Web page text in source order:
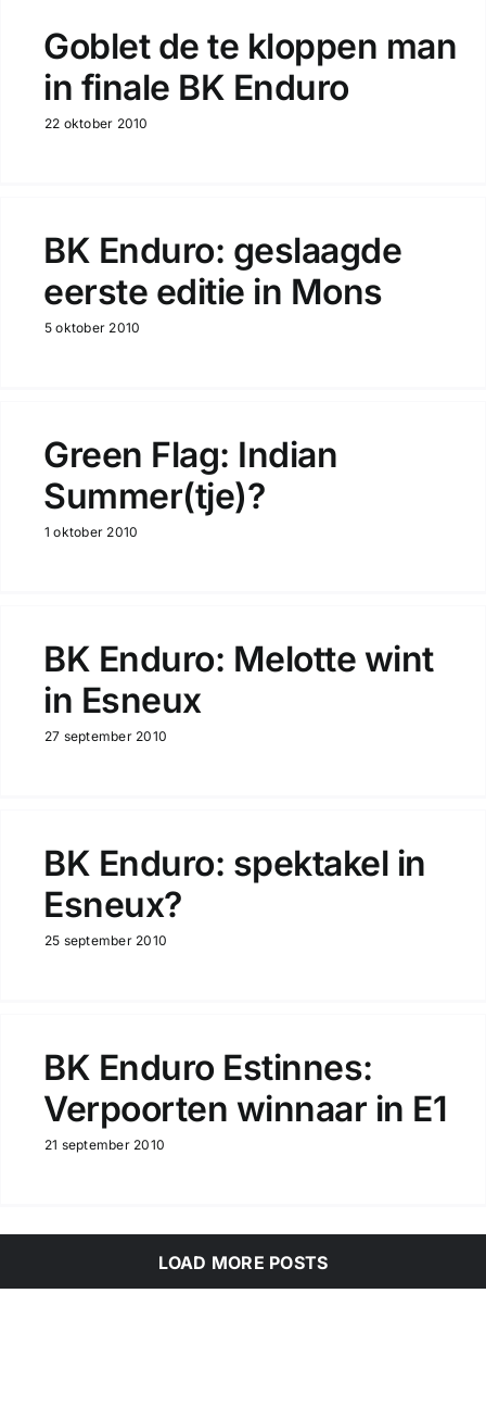
Goblet de te kloppen man
in finale BK Enduro
22 oktober 2010
BK Enduro: geslaagde
eerste editie in Mons
5 oktober 2010
Green Flag: Indian
Summer(tje)?
1 oktober 2010
BK Enduro: Melotte wint
in Esneux
27 september 2010
BK Enduro: spektakel in
Esneux?
25 september 2010
BK Enduro Estinnes:
Verpoorten winnaar in E1
21 september 2010
LOAD MORE POSTS